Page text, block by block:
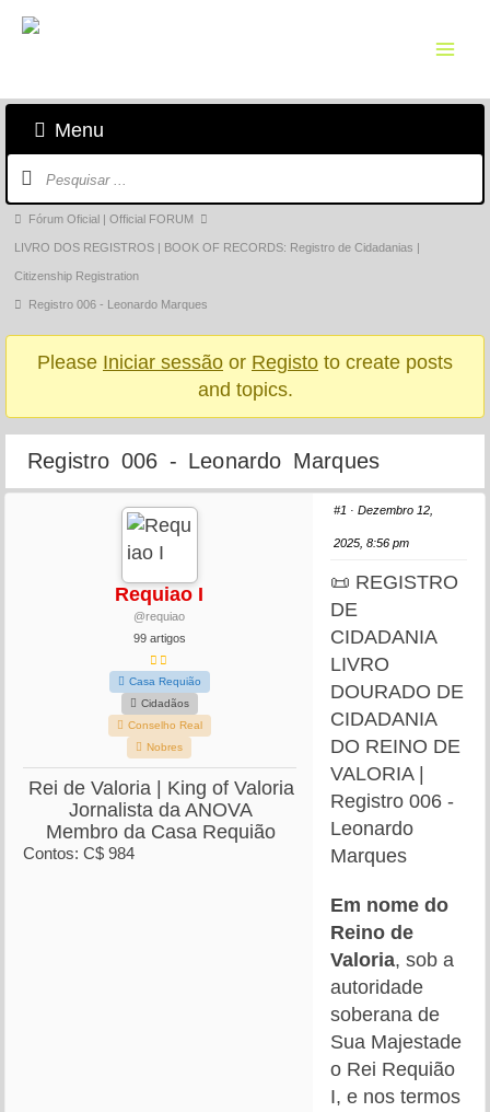
Skip
Menu
Navegação
fórum
Breadcrumbs
do
fórum
-
Fórum Oficial | Official FORUM
LIVRO DOS REGISTROS | BOOK OF RECORDS: Registro de Cidadanias |
Citizenship Registration
Registro 006 - Leonardo Marques
Please Iniciar sessão or Registo to create posts
and topics.
Registro 006 - Leonardo Marques
Requiao I
@requiao
99 artigos
Casa Requião
Cidadãos
Conselho Real
Nobres
Rei de Valoria | King of Valoria
Jornalista da ANOVA
Membro da Casa Requião
Contos: C$ 984
#1 · Dezembro 12,
2025, 8:56 pm
📜 REGISTRO
DE
CIDADANIA
LIVRO
DOURADO DE
CIDADANIA
DO REINO DE
VALORIA |
Registro 006 -
Leonardo
Marques
Em nome do
Reino de
Valoria, sob a
autoridade
soberana de
Sua Majestade
o Rei Requião
I, e nos termos